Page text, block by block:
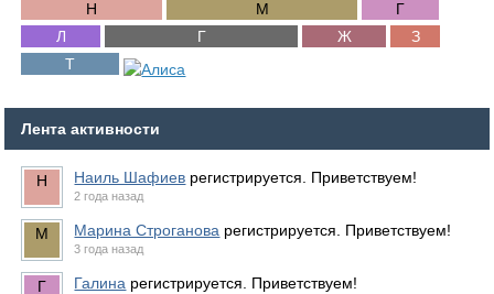
Лента активности
Наиль Шафиев регистрируется. Приветствуем!
2 года назад
Марина Строганова регистрируется. Приветствуем!
3 года назад
Галина регистрируется. Приветствуем!